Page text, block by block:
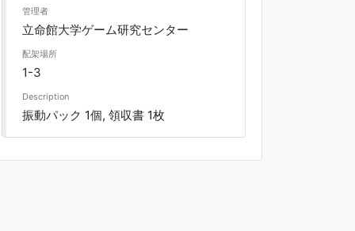
管理者
立命館大学ゲーム研究センター
配架場所
1-3
Description
振動パック 1個, 領収書 1枚